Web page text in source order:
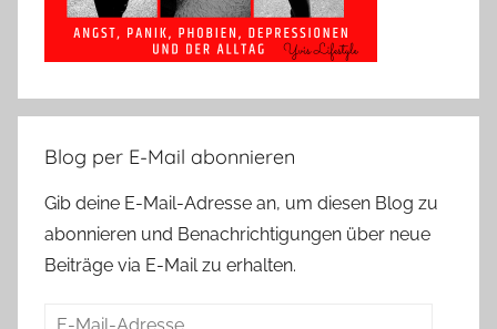
Blog per E-Mail abonnieren
Gib deine E-Mail-Adresse an, um diesen Blog zu
abonnieren und Benachrichtigungen über neue
Beiträge via E-Mail zu erhalten.
E-